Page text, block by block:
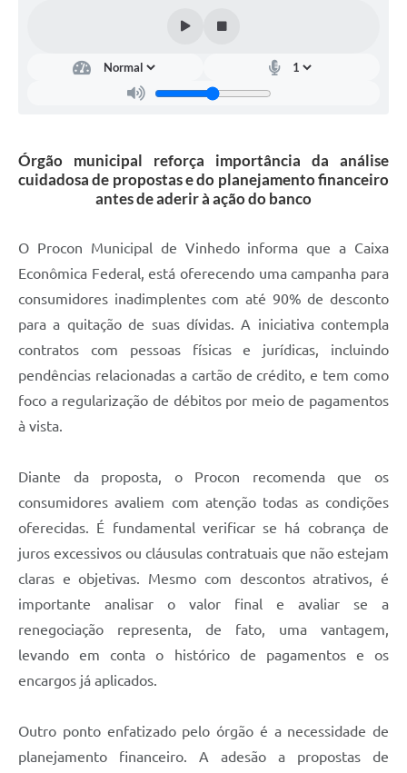
Listagem dos CEPs de Vinhedo
Acesso à Informação
Associação dos Servidores Públicos Municipais de
Audiências Públicas
Arquivos para Download
Contas Públicas
Legislação
Links Úteis
Serviços Online
Órgão municipal reforça importância da análise
cuidadosa de propostas e do planejamento financeiro
antes de aderir à ação do banco
O Procon Municipal de Vinhedo informa que a Caixa
Econômica Federal, está oferecendo uma campanha para
consumidores inadimplentes com até 90% de desconto
para a quitação de suas dívidas. A iniciativa contempla
contratos com pessoas físicas e jurídicas, incluindo
pendências relacionadas a cartão de crédito, e tem como
foco a regularização de débitos por meio de pagamentos
à vista.
Diante da proposta, o Procon recomenda que os
consumidores avaliem com atenção todas as condições
oferecidas. É fundamental verificar se há cobrança de
juros excessivos ou cláusulas contratuais que não estejam
claras e objetivas. Mesmo com descontos atrativos, é
importante analisar o valor final e avaliar se a
renegociação representa, de fato, uma vantagem,
levando em conta o histórico de pagamentos e os
encargos já aplicados.
Outro ponto enfatizado pelo órgão é a necessidade de
planejamento financeiro. A adesão a propostas de